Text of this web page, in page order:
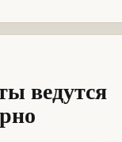
ведутся